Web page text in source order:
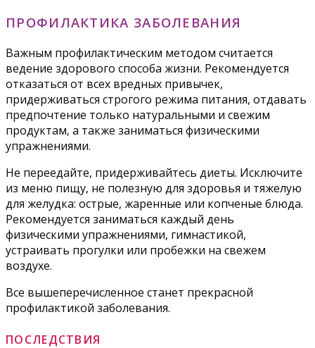
ПРОФИЛАКТИКА ЗАБОЛЕВАНИЯ
Важным профилактическим методом считается
ведение здорового способа жизни. Рекомендуется
отказаться от всех вредных привычек,
придерживаться строгого режима питания, отдавать
предпочтение только натуральными и свежим
продуктам, а также заниматься физическими
упражнениями.
Не переедайте, придерживайтесь диеты. Исключите
из меню пищу, не полезную для здоровья и тяжелую
для желудка: острые, жаренные или копченые блюда.
Рекомендуется заниматься каждый день
физическими упражнениями, гимнастикой,
устраивать прогулки или пробежки на свежем
воздухе.
Все вышеперечисленное станет прекрасной
профилактикой заболевания.
ПОСЛЕДСТВИЯ